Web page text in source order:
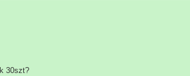
30szt?